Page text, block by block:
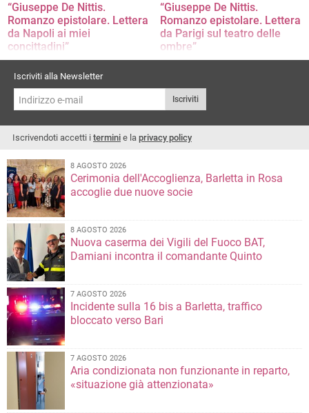
“Giuseppe De Nittis.
Romanzo epistolare. Lettera
da Napoli ai miei
concittadini”
Il racconto di Giuseppe Lagrasta
“Giuseppe De Nittis.
Romanzo epistolare. Lettera
da Parigi sul teatro delle
ombre”
L’opera di Giuseppe Lagrasta
Iscriviti alla Newsletter
Iscriviti
Iscrivendoti accetti i termini e la privacy policy
8 AGOSTO 2026
Cerimonia dell'Accoglienza, Barletta in Rosa
accoglie due nuove socie
8 AGOSTO 2026
Nuova caserma dei Vigili del Fuoco BAT,
Damiani incontra il comandante Quinto
7 AGOSTO 2026
Incidente sulla 16 bis a Barletta, traffico
bloccato verso Bari
7 AGOSTO 2026
Aria condizionata non funzionante in reparto,
«situazione già attenzionata»